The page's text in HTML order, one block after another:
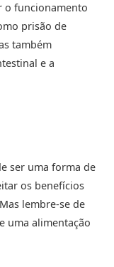
o funcionamento
prisão de
também
e a
ser uma forma de
os benefícios
lembre-se de
uma alimentação